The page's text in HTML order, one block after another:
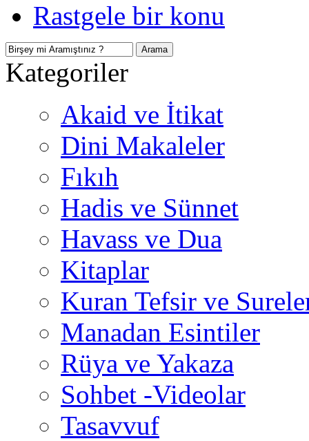
Rastgele bir konu
Kategoriler
Akaid ve İtikat
Dini Makaleler
Fıkıh
Hadis ve Sünnet
Havass ve Dua
Kitaplar
Kuran Tefsir ve
Manadan Esintiler
Rüya ve Yakaza
Sohbet -Videolar
Tasavvuf